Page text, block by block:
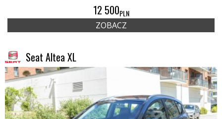
12 500PLN
ZOBACZ
Seat Altea XL